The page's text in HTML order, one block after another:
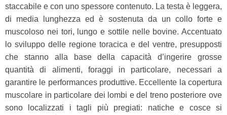
staccabile e con uno spessore contenuto. La testa è leggera,
di media lunghezza ed è sostenuta da un collo forte e
muscoloso nei tori, lungo e sottile nelle bovine. Accentuato
lo sviluppo delle regione toracica e del ventre, presupposti
che stanno alla base della capacità d’ingerire grosse
quantità di alimenti, foraggi in particolare, necessari a
garantire le performances produttive. Eccellente la copertura
muscolare in particolare dei lombi e del treno posteriore ove
sono localizzati i tagli più pregiati: natiche e cosce si